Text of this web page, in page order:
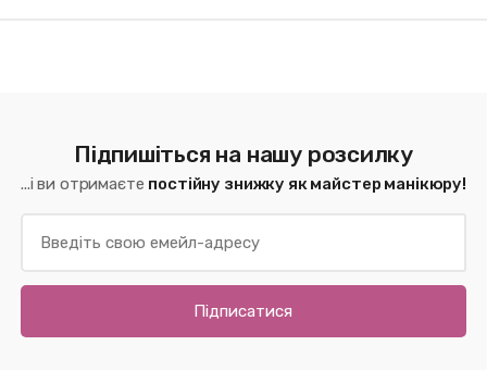
Підпишіться на нашу розсилку
...і ви отримаєте постійну знижку як майстер манікюру!
Підписатися